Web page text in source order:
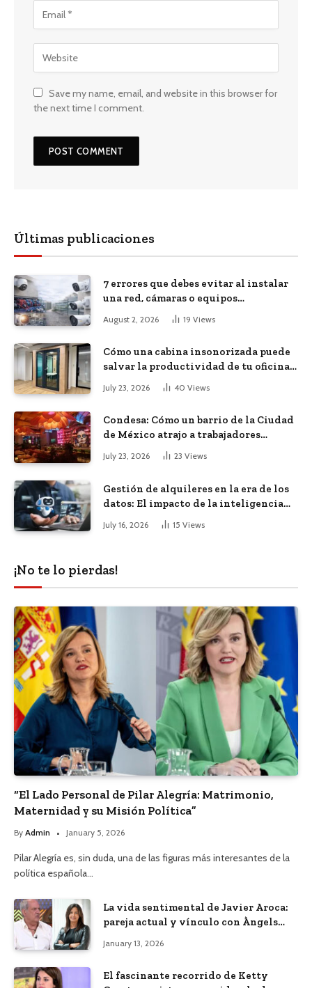
Save my name, email, and website in this browser for
the next time I comment.
Últimas publicaciones
7 errores que debes evitar al instalar
una red, cámaras o equipos
tecnológicos en una empresa
August 2, 2026 19 Views
Cómo una cabina insonorizada puede
salvar la productividad de tu oficina
July 23, 2026 40 Views
Condesa: Cómo un barrio de la Ciudad
de México atrajo a trabajadores
remotos de todo el mundo
July 23, 2026 23 Views
Gestión de alquileres en la era de los
datos: El impacto de la inteligencia
July 16, 2026 15 Views
¡No te lo pierdas!
“El Lado Personal de Pilar Alegría: Matrimonio,
Maternidad y su Misión Política”
By Admin January 5, 2026
Pilar Alegría es, sin duda, una de las figuras más interesantes de la
política española…
La vida sentimental de Javier Aroca:
pareja actual y vínculo con Àngels
January 13, 2026
El fascinante recorrido de Ketty